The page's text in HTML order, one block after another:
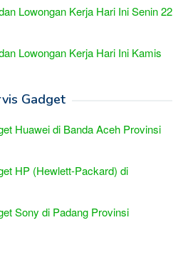
Lowongan Kerja Hari Ini Senin 22
Lowongan Kerja Hari Ini Kamis
Gadget
Huawei di Banda Aceh Provinsi
HP (Hewlett-Packard) di
Sony di Padang Provinsi